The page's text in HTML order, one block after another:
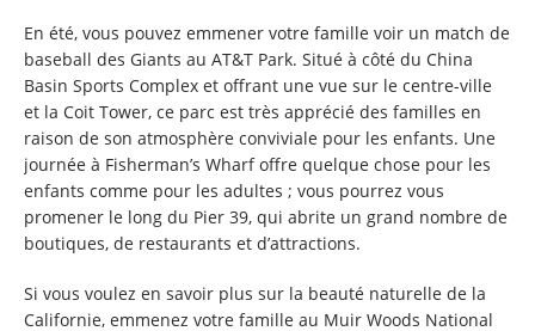
En été, vous pouvez emmener votre famille voir un match de
baseball des Giants au AT&T Park. Situé à côté du China
Basin Sports Complex et offrant une vue sur le centre-ville
et la Coit Tower, ce parc est très apprécié des familles en
raison de son atmosphère conviviale pour les enfants. Une
journée à Fisherman’s Wharf offre quelque chose pour les
enfants comme pour les adultes ; vous pourrez vous
promener le long du Pier 39, qui abrite un grand nombre de
boutiques, de restaurants et d’attractions.
Si vous voulez en savoir plus sur la beauté naturelle de la
Californie, emmenez votre famille au Muir Woods National